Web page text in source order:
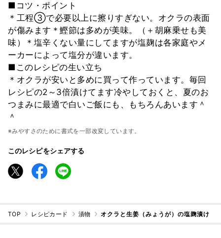
■コツ・ポイント
＊工程③で必要以上に擦りすぎない。オクラの表面
が傷みます＊鰹節は多めが美味。（＋胡麻乗せも美
味）＊塩辛くない量にしてますが塩麹は各家庭やメ
ーカーによって塩分が違います。
■このレシピの生い立ち
＊オクラが安いと多めに買って作っています。毎回
レシピの2～3倍漬けてます冷やしておくと、夏のお
つまみに最適で白いご飯にも、もちろんあいます＾
＾
※みやすさのために書式を一部改変しています。
このレシピをシェアする
TOP レシピカード 漬物 オクラと生姜（みょうが）の塩麹漬け